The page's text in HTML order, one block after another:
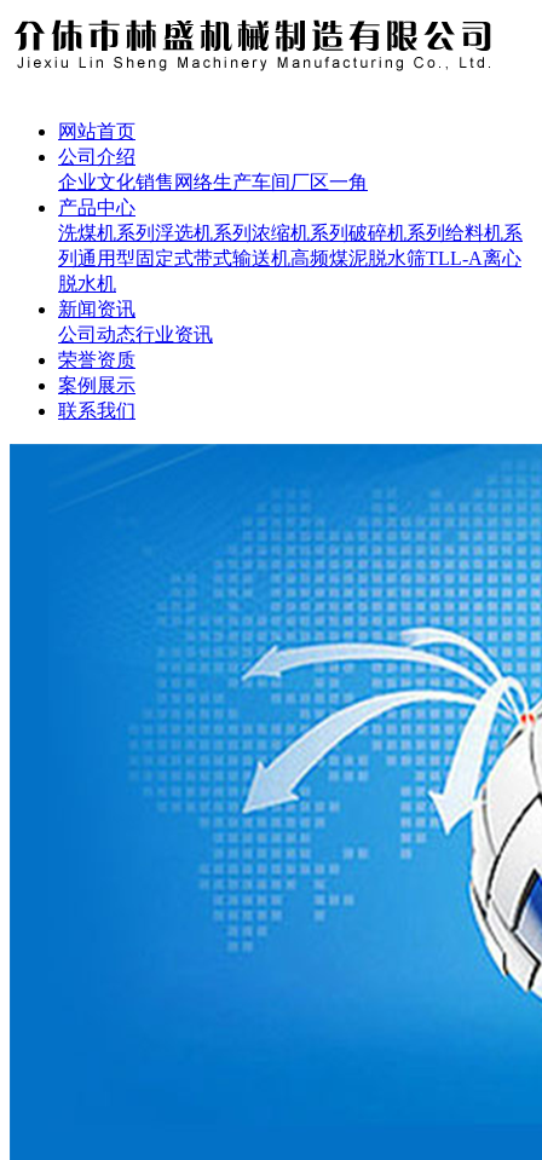
网站首页
公司介绍
企业文化销售网络生产车间厂区一角
产品中心
洗煤机系列 浮选机系列 浓缩机系列 破碎机系列 给料机系
列 通用型固定式带式输送机高频煤泥脱水筛TLL-A离心
脱水机
新闻资讯
公司动态行业资讯
荣誉资质
案例展示
联系我们